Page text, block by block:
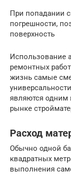
При попадании
погрешности,
поверхность
Использование
ремонтных
жизнь самые
являются одним
рынке
Расход
Обычно одной
квадратных
выполнения